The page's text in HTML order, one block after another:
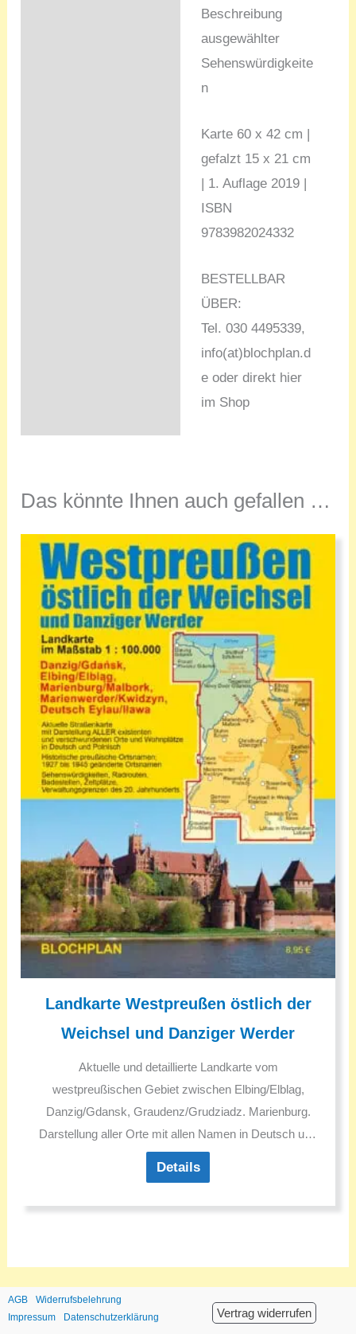
Beschreibung
ausgewählter
Sehenswürdigkeite
n
Karte 60 x 42 cm |
gefalzt 15 x 21 cm
| 1. Auflage 2019 |
ISBN
9783982024332
BESTELLBAR
ÜBER:
Tel. 030 4495339,
info(at)blochplan.d
e oder direkt hier
im Shop
Das könnte Ihnen auch gefallen …
Landkarte Westpreußen östlich der
Weichsel und Danziger Werder
Aktuelle und detaillierte Landkarte vom
westpreußischen Gebiet zwischen Elbing/Elblag,
Danzig/Gdansk, Graudenz/Grudziadz. Marienburg.
Darstellung aller Orte mit allen Namen in Deutsch und
Polnisch. Deutsche historische Ortsnamen und ggf. in
den 1930er Jahren geänderte Ortsnamen.
Details
AGB
Widerrufsbelehrung
Impressum
Datenschutzerklärung Vertrag widerrufen